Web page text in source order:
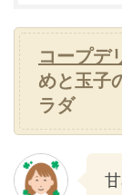
コープデ
めと玉子
ラダ